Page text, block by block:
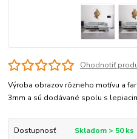
Ohodnotiť
Výroba obrazov rôzneho motívu a
3mm a sú dodávané spolu s
Dostupnosť
Skladom > 50 ks